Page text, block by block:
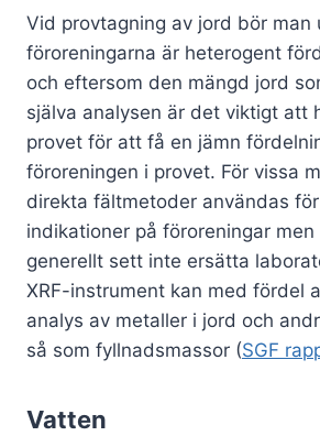
Vid provtagning av jord bör man
föroreningarna är heterogent
och eftersom den mängd jord
själva analysen är det viktigt att
provet för att få en jämn
föroreningen i provet. För vissa
direkta fältmetoder användas
indikationer på föroreningar men
generellt sett inte ersätta
XRF-instrument kan med fördel
analys av metaller i jord och
så som fyllnadsmassor (SGF
Vatten